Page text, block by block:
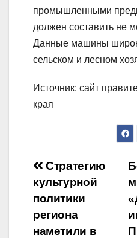
промышленными
должен составить не
Данные машины
сельском и лесном
Источник: сайт
края
Навигация
по
записям
Стратегию
культурной
политики
региона
наметили в